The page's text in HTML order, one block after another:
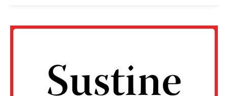
Despre noi / Echipa
Proiecte editoriale